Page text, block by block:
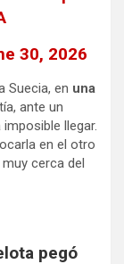
30, 2026
Suecia, en una
ante un
llegar.
en el otro
cerca del
pegó